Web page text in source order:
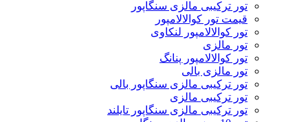
تور ترکیبی مالزی سنگاپور
قیمت تور کوالالامپور
تور کوالالامپور لنکاوی
تور مالزی
تور کوالالامپور پنانگ
تور مالزی بالی
تور ترکیبی مالزی سنگاپور بالی
تور ترکیبی مالزی
تور ترکیبی مالزی سنگاپور تایلند